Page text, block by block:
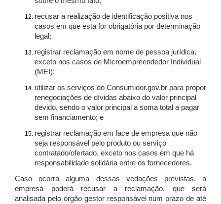
recusar a realização de identificação positiva nos
casos em que esta for obrigatória por determinação
legal;
registrar reclamação em nome de pessoa jurídica,
exceto nos casos de Microempreendedor Individual
(MEI);
utilizar os serviços do Consumidor.gov.br para propor
renegociações de dívidas abaixo do valor principal
devido, sendo o valor principal a soma total a pagar
sem financiamento; e
registrar reclamação em face de empresa que não
seja responsável pelo produto ou serviço
contratado/ofertado, exceto nos casos em que há
responsabilidade solidária entre os fornecedores.
Caso ocorra alguma dessas vedações previstas, a
empresa poderá recusar a reclamação, que será
analisada pelo órgão gestor responsável num prazo de até